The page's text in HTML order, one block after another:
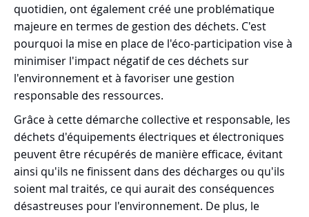
quotidien, ont également créé une problématique
majeure en termes de gestion des déchets. C'est
pourquoi la mise en place de l'éco-participation vise à
minimiser l'impact négatif de ces déchets sur
l'environnement et à favoriser une gestion
responsable des ressources.
Grâce à cette démarche collective et responsable, les
déchets d'équipements électriques et électroniques
peuvent être récupérés de manière efficace, évitant
ainsi qu'ils ne finissent dans des décharges ou qu'ils
soient mal traités, ce qui aurait des conséquences
désastreuses pour l'environnement. De plus, le